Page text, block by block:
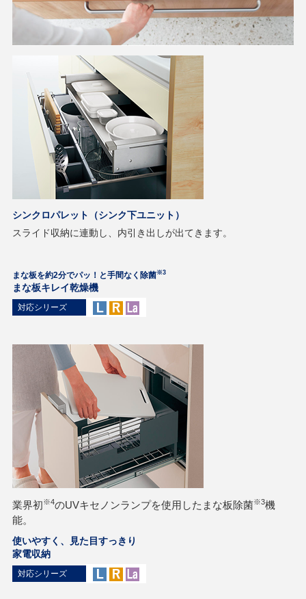
シンクロパレット（シンク下ユニット）
スライド収納に連動し、内引き出しが出てきます。
まな板を約2分でパッ！と手間なく除菌※3
まな板キレイ乾燥機
対応シリーズ
業界初※4のUVキセノンランプを使用したまな板除菌※3機
能。
使いやすく、見た目すっきり
家電収納
対応シリーズ